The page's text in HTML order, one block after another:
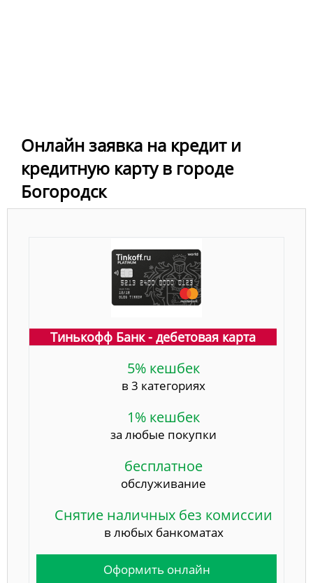
Онлайн заявка на кредит и
кредитную карту в городе
Богородск
Тинькофф Банк - дебетовая карта
5% кешбек
в 3 категориях
1% кешбек
за любые покупки
бесплатное
обслуживание
Снятие наличных без комиссии
в любых банкоматах
Оформить онлайн